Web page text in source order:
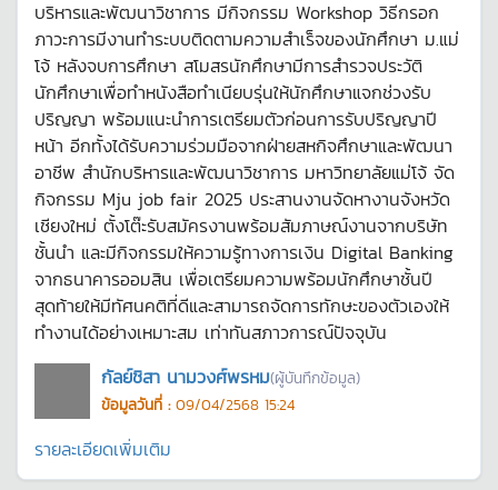
บริหารและพัฒนาวิชาการ มีกิจกรรม Workshop วิธีกรอก
ภาวะการมีงานทำระบบติดตามความสำเร็จของนักศึกษา ม.แม่
โจ้ หลังจบการศึกษา สโมสรนักศึกษามีการสำรวจประวัติ
นักศึกษาเพื่อทำหนังสือทำเนียบรุ่นให้นักศึกษาแจกช่วงรับ
ปริญญา พร้อมแนะนำการเตรียมตัวก่อนการรับปริญญาปี
หน้า อีกทั้งได้รับความร่วมมือจากฝ่ายสหกิจศึกษาและพัฒนา
อาชีพ สำนักบริหารและพัฒนาวิชาการ มหาวิทยาลัยแม่โจ้ จัด
กิจกรรม Mju job fair 2025 ประสานงานจัดหางานจังหวัด
เชียงใหม่ ตั้งโต๊ะรับสมัครงานพร้อมสัมภาษณ์งานจากบริษัท
ชั้นนำ และมีกิจกรรมให้ความรู้ทางการเงิน Digital Banking
จากธนาคารออมสิน เพื่อเตรียมความพร้อมนักศึกษาชั้นปี
สุดท้ายให้มีทัศนคติที่ดีและสามารถจัดการทักษะของตัวเองให้
ทำงานได้อย่างเหมาะสม เท่าทันสภาวการณ์ปัจจุบัน
กัลย์ชิสา นามวงศ์พรหม(ผู้บันทึกข้อมูล)
ข้อมูลวันที่ : 09/04/2568 15:24
รายละเอียดเพิ่มเติม